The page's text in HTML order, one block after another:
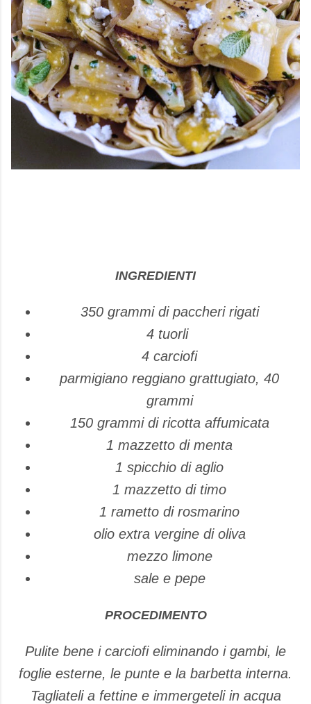
INGREDIENTI
350 grammi di paccheri rigati
4 tuorli
4 carciofi
parmigiano reggiano grattugiato, 40
grammi
150 grammi di ricotta affumicata
1 mazzetto di menta
1 spicchio di aglio
1 mazzetto di timo
1 rametto di rosmarino
olio extra vergine di oliva
mezzo limone
sale e pepe
PROCEDIMENTO
Pulite bene i carciofi eliminando i gambi, le
foglie esterne, le punte e la barbetta interna.
Tagliateli a fettine e immergeteli in acqua